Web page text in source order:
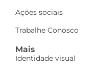
Ações sociais
Trabalhe Conosco
Mais
Identidade visual